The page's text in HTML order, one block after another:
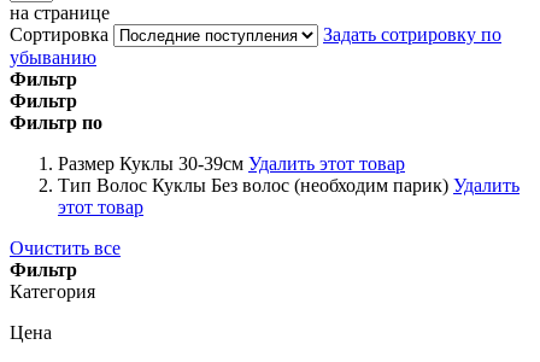
на странице
Сортировка
Задать сотрировку по
убыванию
Фильтр
Фильтр
Фильтр по
Размер Куклы 30-39см Удалить этот товар
Тип Волос Куклы Без волос (необходим парик) Удалить
этот товар
Очистить все
Фильтр
Категория
Цена